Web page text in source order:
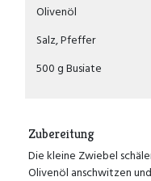
Olivenöl
Salz, Pfeffer
500 g Busiate
Zubereitung
Die kleine Zwiebel
Olivenöl anschwitzen